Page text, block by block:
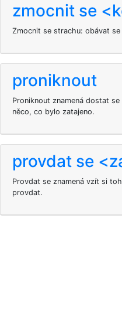
zmocnit se
Zmocnit se strachu: obávat
proniknout
Proniknout znamená dostat
něco, co bylo zatajeno.
provdat se
Provdat se znamená vzít si
provdat.